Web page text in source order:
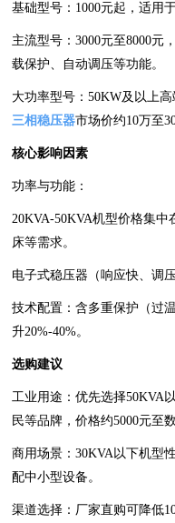
基础型号‌：1000元起，适用
主流型号‌：3000元至8000元
载保护、自动调压等功能‌。
大功率型号‌：50KW及以上
三相稳压器市场价约10万至
核心影响因素‌
功率与功能‌：
20KVA-50KVA机型价格集中
床等需求‌。
电子式稳压器（响应快、调
技术配置‌：含多重保护（过
升20%-40%‌。
选购建议‌
工业用途‌：优先选择50KVA
民等品牌，价格约5000元至
商用场景‌：30KVA以下机型
配中小型设备‌。
渠道选择‌：厂家直购可降低